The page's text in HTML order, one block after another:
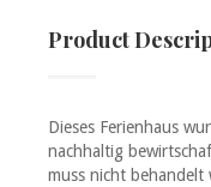
Product
Dieses Ferienhaus
nachhaltig
muss nicht